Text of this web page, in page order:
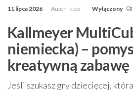
11 lipca 2026 Autor kleo Wyłączony
Kallmeyer
niemiecka) –
kreatywną zabawę
Jeśli szukasz gry dziecięcej,